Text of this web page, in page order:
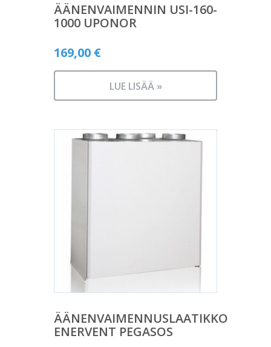
ÄÄNENVAIMENNIN USI-160-
1000 UPONOR
169,00 €
LUE LISÄÄ »
ÄÄNENVAIMENNUSLAATIKKO
ENERVENT PEGASOS